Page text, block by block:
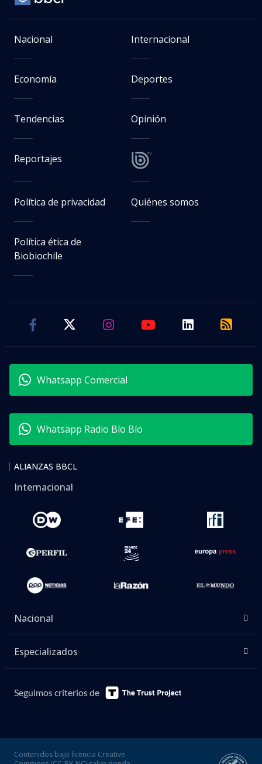
Nacional Internacional
Economía Deportes
Tendencias Opinión
Reportajes
Política de privacidad Quiénes somos
Política ética de
Biobiochile
Whatsapp Comercial
Whatsapp Radio Bío Bío
ALIANZAS BBCL
Internacional
Nacional
Especializados
Seguimos criterios de
Contenidos bajo licencia Creative